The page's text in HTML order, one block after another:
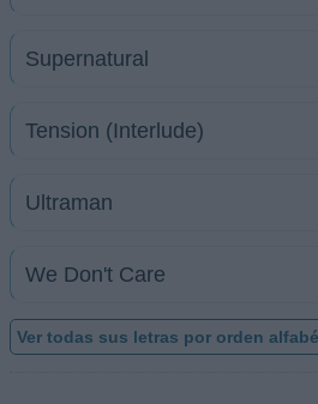
Supernatural
Tension (Interlude)
Ultraman
We Don't Care
Ver todas sus letras por orden